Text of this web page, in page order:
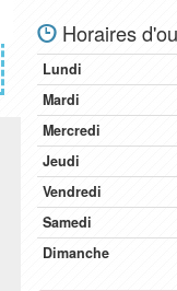
Horaires
Lundi
Mardi
Mercredi
Jeudi
Vendredi
Samedi
Dimanche